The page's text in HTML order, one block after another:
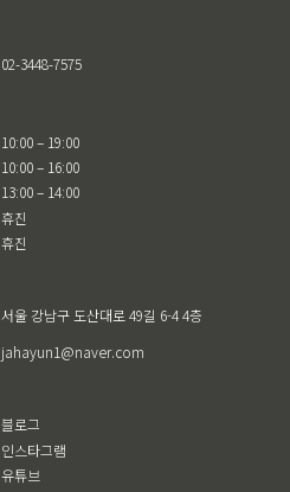
02-3448-7575
10:00 – 19:00
10:00 – 16:00
13:00 – 14:00
휴진
휴진
서울 강남구 도산대로 49길 6-4 4층
jahayun1@naver.com
블로그
인스타그램
유튜브